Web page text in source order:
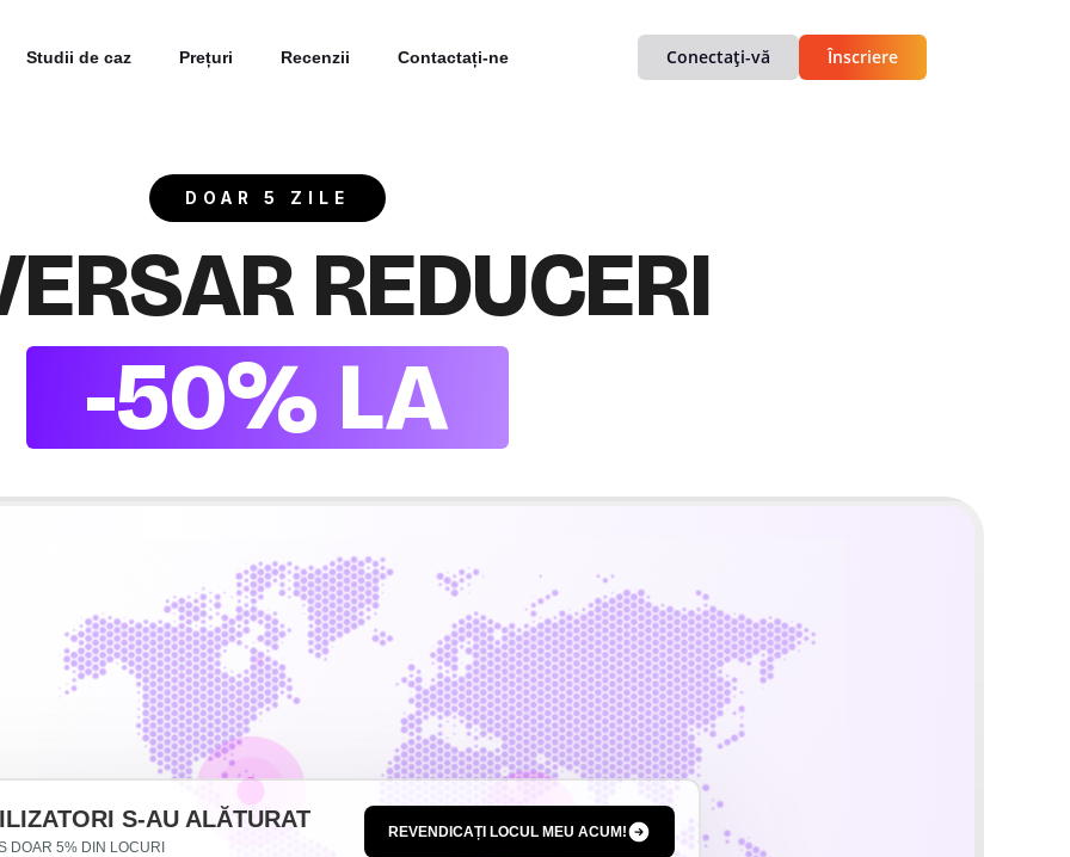
Studii de caz Prețuri Recenzii Contactați-ne Conectați-vă Înscriere
DOAR 5 ZILE
REDUCERI
-50% LA
S-AU ALĂTURAT
DOAR 5% DIN LOCURI
REVENDICAȚI LOCUL MEU ACUM!